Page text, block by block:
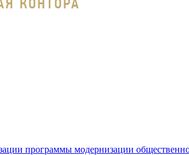
программы модернизации